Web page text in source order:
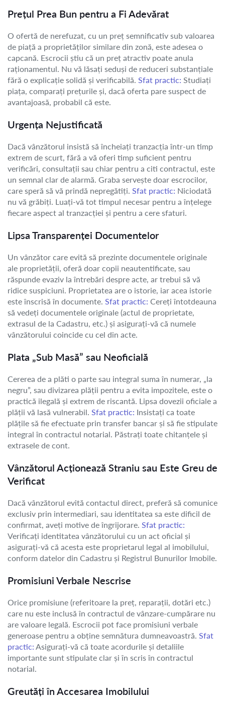
Prețul Prea Bun pentru a Fi Adevărat
O ofertă de nerefuzat, cu un preț semnificativ sub valoarea
de piață a proprietăților similare din zonă, este adesea o
capcană. Escrocii știu că un preț atractiv poate anula
raționamentul. Nu vă lăsați seduși de reduceri substanțiale
fără o explicație solidă și verificabilă. Sfat practic: Studiați
piața, comparați prețurile și, dacă oferta pare suspect de
avantajoasă, probabil că este.
Urgența Nejustificată
Dacă vânzătorul insistă să încheiați tranzacția într-un timp
extrem de scurt, fără a vă oferi timp suficient pentru
verificări, consultații sau chiar pentru a citi contractul, este
un semnal clar de alarmă. Graba servește doar escrocilor,
care speră să vă prindă nepregătiți. Sfat practic: Niciodată
nu vă grăbiți. Luați-vă tot timpul necesar pentru a înțelege
fiecare aspect al tranzacției și pentru a cere sfaturi.
Lipsa Transparenței Documentelor
Un vânzător care evită să prezinte documentele originale
ale proprietății, oferă doar copii neautentificate, sau
răspunde evaziv la întrebări despre acte, ar trebui să vă
ridice suspiciuni. Proprietatea are o istorie, iar acea istorie
este înscrisă în documente. Sfat practic: Cereți întotdeauna
să vedeți documentele originale (actul de proprietate,
extrasul de la Cadastru, etc.) și asigurați-vă că numele
vânzătorului coincide cu cel din acte.
Plata „Sub Masă” sau Neoficială
Cererea de a plăti o parte sau integral suma în numerar, „la
negru”, sau divizarea plății pentru a evita impozitele, este o
practică ilegală și extrem de riscantă. Lipsa dovezii oficiale a
plății vă lasă vulnerabil. Sfat practic: Insistați ca toate
plățile să fie efectuate prin transfer bancar și să fie stipulate
integral în contractul notarial. Păstrați toate chitanțele și
extrasele de cont.
Vânzătorul Acționează Straniu sau Este Greu de
Verificat
Dacă vânzătorul evită contactul direct, preferă să comunice
exclusiv prin intermediari, sau identitatea sa este dificil de
confirmat, aveți motive de îngrijorare. Sfat practic:
Verificați identitatea vânzătorului cu un act oficial și
asigurați-vă că acesta este proprietarul legal al imobilului,
conform datelor din Cadastru și Registrul Bunurilor Imobile.
Promisiuni Verbale Nescrise
Orice promisiune (referitoare la preț, reparații, dotări etc.)
care nu este inclusă în contractul de vânzare-cumpărare nu
are valoare legală. Escrocii pot face promisiuni verbale
generoase pentru a obține semnătura dumneavoastră. Sfat
practic: Asigurați-vă că toate acordurile și detaliile
importante sunt stipulate clar și în scris în contractul
notarial.
Greutăți în Accesarea Imobilului